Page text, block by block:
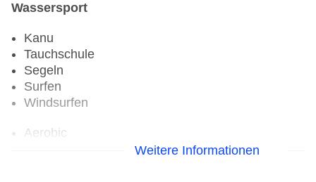
Wassersport
Kanu
Tauchschule
Segeln
Surfen
Windsurfen
Aerobic
Weitere Informationen